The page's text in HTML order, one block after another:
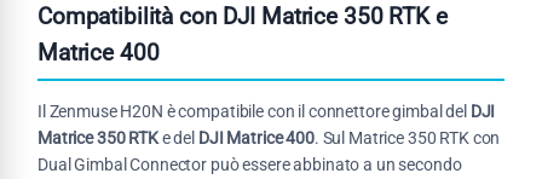
Compatibilità con DJI Matrice 350 RTK e
Matrice 400
Il Zenmuse H20N è compatibile con il connettore gimbal del DJI
Matrice 350 RTKe del DJI Matrice 400. Sul Matrice 350 RTK con
Dual Gimbal Connector può essere abbinato a un secondo